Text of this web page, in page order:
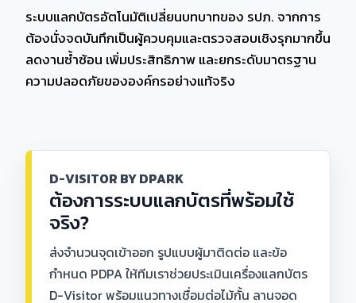
ระบบแลกบัตรอัตโนมัติเปลี่ยนบทบาทของ รปภ. จากการ
ต้องนั่งจดบันทึกเป็นผู้ควบคุมและตรวจสอบเชิงรุกมากขึ้น
ลดงานซ้ำซ้อน เพิ่มประสิทธิภาพ และยกระดับมาตรฐาน
ความปลอดภัยขององค์กรอย่างแท้จริง
D-VISITOR BY DPARK
ต้องการระบบแลกบัตรที่พร้อมใช้
จริง?
ส่งจำนวนจุดเข้าออก รูปแบบผู้มาติดต่อ และข้อ
กำหนด PDPA ให้ทีมเราช่วยประเมินเครื่องแลกบัตร
D-Visitor พร้อมแนวทางเชื่อมต่อไม้กั้น ลานจอด